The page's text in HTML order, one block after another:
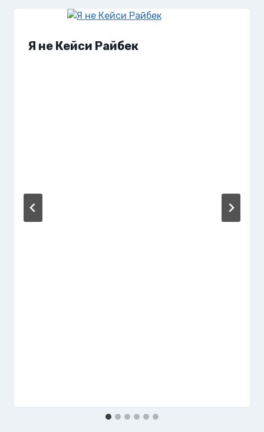
Я не Кейси Райбек